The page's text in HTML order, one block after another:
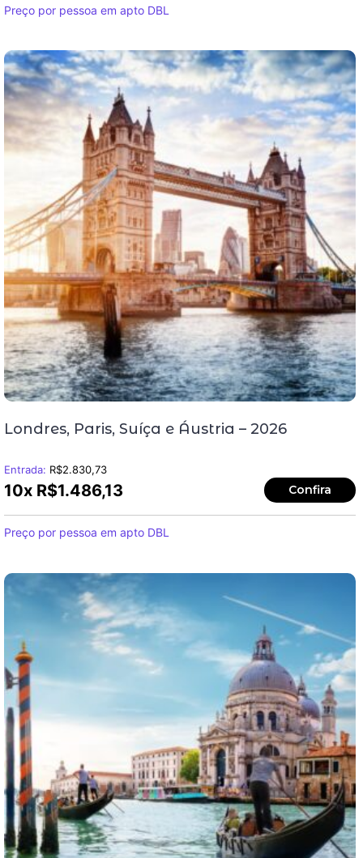
Preço por pessoa em apto DBL
Londres, Paris, Suíça e Áustria – 2026
Entrada: R$2.830,73
10x R$1.486,13 Confira
Preço por pessoa em apto DBL